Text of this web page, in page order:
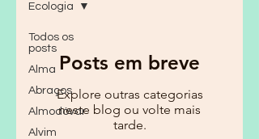
Todos os
posts
Alma
Abraços
Almodóvar
Alvim
Ecologia
Posts em breve
Explore outras categorias
neste blog ou volte mais
tarde.